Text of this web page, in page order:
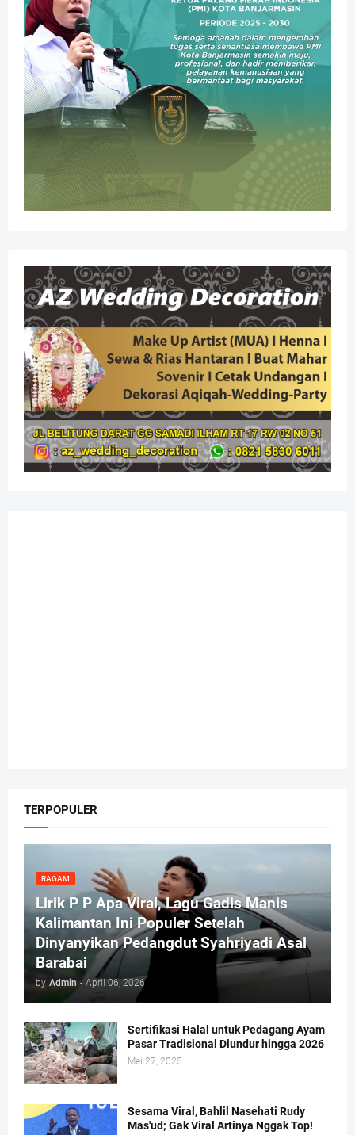
TERPOPULER
RAGAM
Lirik P P Apa Viral, Lagu Gadis Manis
Kalimantan Ini Populer Setelah
Dinyanyikan Pedangdut Syahriyadi Asal
Barabai
by Admin - April 06, 2026
Sertifikasi Halal untuk Pedagang Ayam
Pasar Tradisional Diundur hingga 2026
Mei 27, 2025
Sesama Viral, Bahlil Nasehati Rudy
Mas'ud; Gak Viral Artinya Nggak Top!